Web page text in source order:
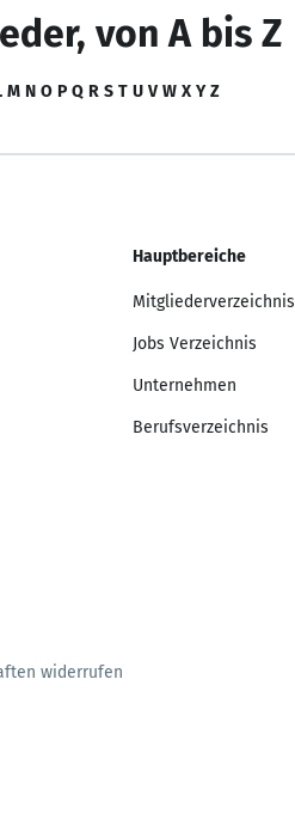
von A bis Z
M N O P Q R S T U V W X Y Z
Hauptbereiche
Mitgliederverzeichnis
Jobs Verzeichnis
Unternehmen
Berufsverzeichnis
widerrufen